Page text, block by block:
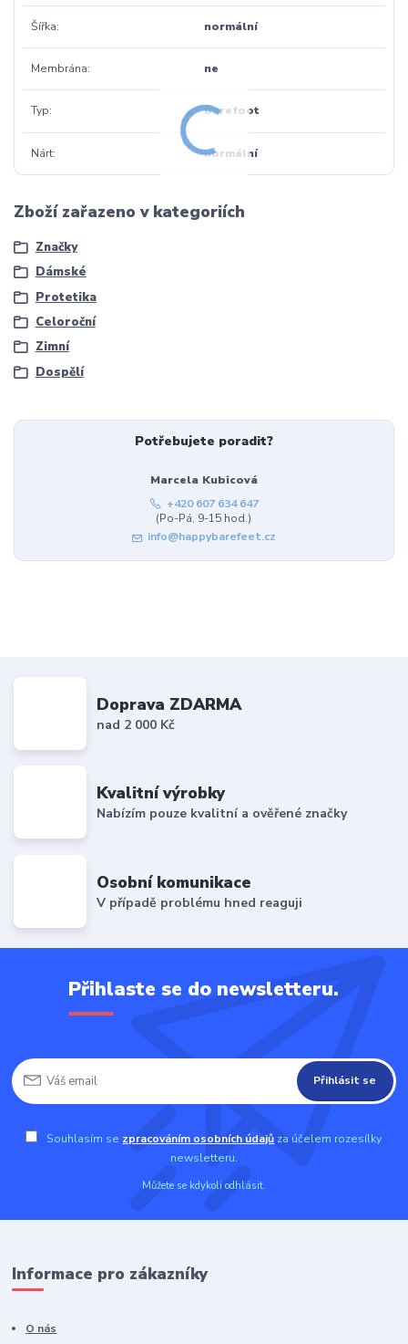
Šířka normální
Membrána ne
Typ barefoot
Nárt normální
Zboží zařazeno v kategoriích
Značky
Dámské
Protetika
Celoroční
Zimní
Dospělí
Potřebujete poradit?
Marcela Kubicová
+420 607 634 647
(Po-Pá, 9-15 hod.)
info@happybarefeet.cz
Doprava ZDARMA
nad 2 000 Kč
Kvalitní výrobky
Nabízím pouze kvalitní a ověřené značky
Osobní komunikace
V případě problému hned reaguji
Přihlaste se do newsletteru.
Přihlásit se
Souhlasím se zpracováním osobních údajů za účelem rozesílky
newsletteru.
Můžete se kdykoli odhlásit.
Informace pro zákazníky
O nás